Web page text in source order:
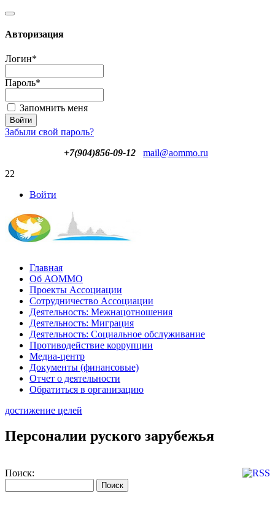
Авторизация
Логин*
Пароль*
Запомнить меня
Забыли свой пароль?
+7(904)856-09-12
mail@aommo.ru
22
Войти
Главная
Об АОММО
Проекты Ассоциации
Сотрудничество Ассоциации
Деятельность: Межнацотношения
Деятельность: Миграция
Деятельность: Социальное обслуживание
Противодействие коррупции
Медиа-центр
Документы (финансовые)
Отчет о деятельности
Обратиться в организацию
достижение целей
Персоналии руского зарубежья
Поиск: